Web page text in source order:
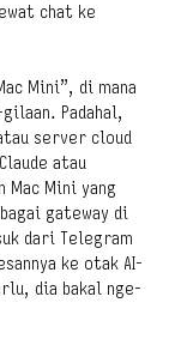
chat ke
Mini”, di mana
Padahal,
server cloud
atau
Mac Mini yang
gateway di
dari Telegram
ke otak AI-
dia bakal nge-